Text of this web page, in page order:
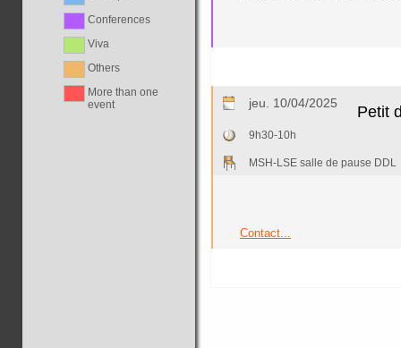
Conferences
Viva
Others
More than one
event
jeu. 10/04/2025 Petit
9h30-10h
MSH-LSE salle de pause DDL
Contact...